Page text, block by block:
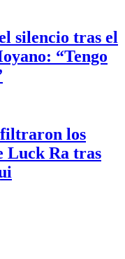
silencio tras el
“Tengo
filtraron los
Luck Ra tras